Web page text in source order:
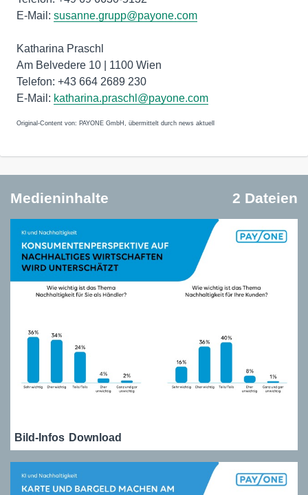
E-Mail: susanne.grupp@payone.com
Katharina Praschl
Am Belvedere 10 | 1100 Wien
Telefon: +43 664 2689 230
E-Mail: katharina.praschl@payone.com
Original-Content von: PAYONE GmbH, übermittelt durch news aktuell
Medieninhalte 2 Dateien
Bild-Infos Download